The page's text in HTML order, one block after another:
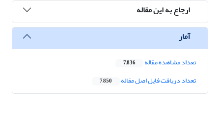
ارجاع به این مقاله
آمار
تعداد مشاهده مقاله 7,836
تعداد دریافت فایل اصل مقاله 7,850